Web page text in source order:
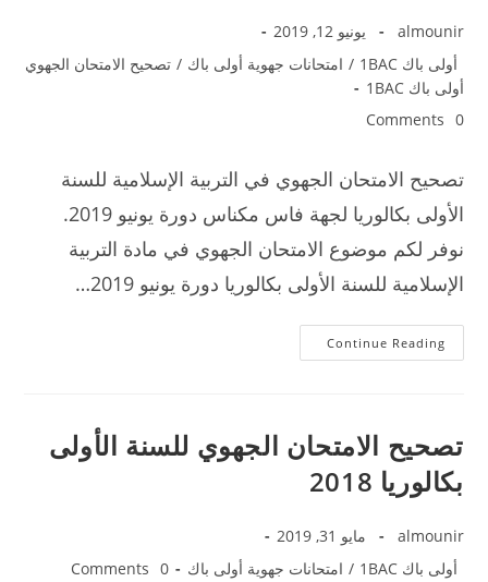
Post
author:
almounir
Post
يونيو 12, 2019
Post
category:
أولى باك 1BAC / امتحانات جهوية أولى باك / تصحيح الامتحان الجهوي
أولى باك 1BAC
Post
0 Comments
تصحيح الامتحان الجهوي في التربية الإسلامية للسنة
الأولى بكالوريا لجهة فاس مكناس دورة يونيو 2019.
نوفر لكم موضوع الامتحان الجهوي في مادة التربية
الإسلامية للسنة الأولى بكالوريا دورة يونيو 2019…
Continue Readingتصحيح
جهوي
بكالوريا
2019
تصحيح الامتحان الجهوي للسنة الأولى
بكالوريا 2018
almounir
مايو 31, 2019
أولى باك 1BAC
/ امتحانات جهوية أولى باك 0 Comments